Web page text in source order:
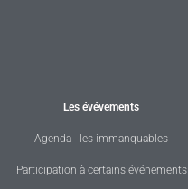
Les évévements
Agenda - les immanquables
Participation à certains événements